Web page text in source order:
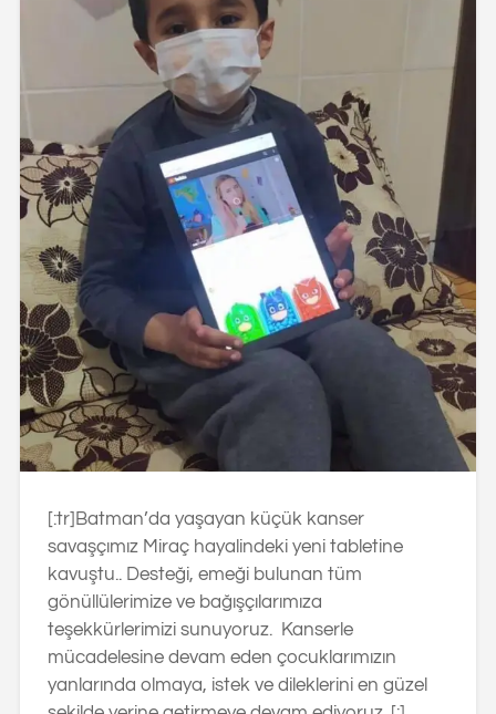
[:tr]Batman’da yaşayan küçük kanser
savaşçımız Miraç hayalindeki yeni tabletine
kavuştu.. Desteği, emeği bulunan tüm
gönüllülerimize ve bağışçılarımıza
teşekkürlerimizi sunuyoruz. Kanserle
mücadelesine devam eden çocuklarımızın
yanlarında olmaya, istek ve dileklerini en güzel